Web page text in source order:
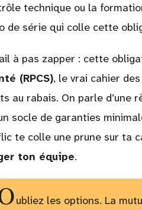
technique ou la
de série qui colle cette
à pas zapper : cette
(RPCS), le vrai cahier
au rabais. On parle d’une
socle de garanties
te colle une prune sur ta
ton équipe.
ubliez les options. La